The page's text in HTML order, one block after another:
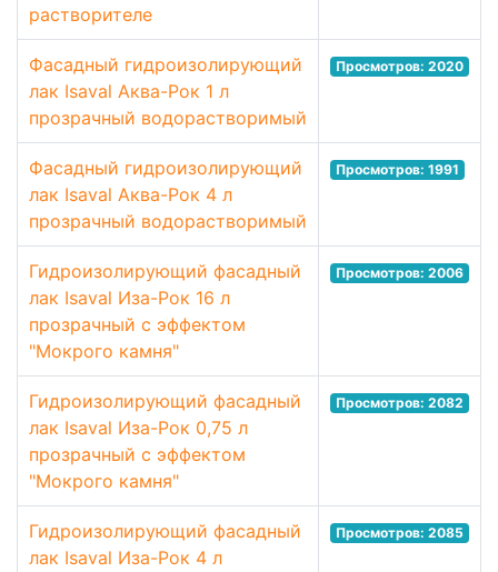
растворителе
Фасадный гидроизолирующий
лак Isaval Аква-Рок 1 л
прозрачный водорастворимый
Просмотров: 2020
Фасадный гидроизолирующий
лак Isaval Аква-Рок 4 л
прозрачный водорастворимый
Просмотров: 1991
Гидроизолирующий фасадный
лак Isaval Иза-Рок 16 л
прозрачный с эффектом
"Мокрого камня"
Просмотров: 2006
Гидроизолирующий фасадный
лак Isaval Иза-Рок 0,75 л
прозрачный с эффектом
"Мокрого камня"
Просмотров: 2082
Гидроизолирующий фасадный
лак Isaval Иза-Рок 4 л
Просмотров: 2085